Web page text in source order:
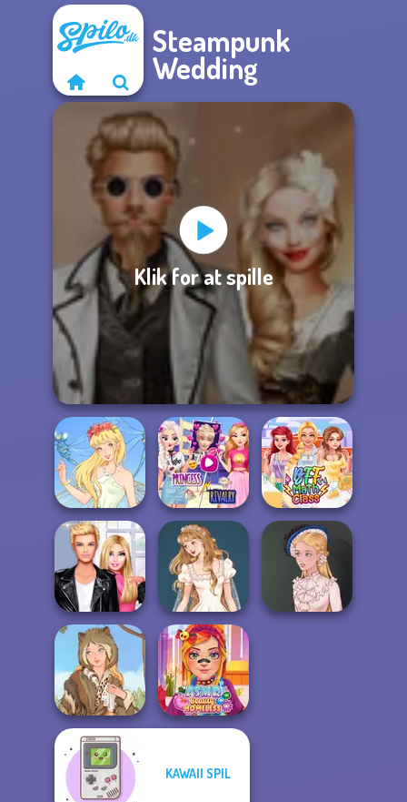
Steampunk
Wedding
Klik for at spille
Thumbelina
Elsa And
Rapunzel
Princess Riv...
BFF Math Class
Roomies Blind
Date
Wedding Dress
Design 2
Grimm Beauty
ASMR Beauty
KAWAII SPIL